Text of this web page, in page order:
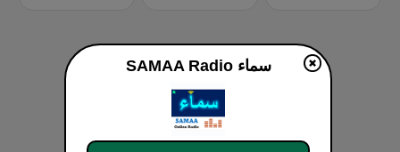
SAMAA Radio سماء